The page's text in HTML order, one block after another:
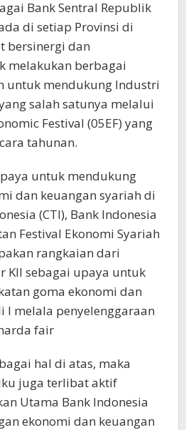
Bank Sentral Republik
di setiap Provinsi di
bersinergi dan
melakukan berbagai
untuk mendukung Industri
salah satunya melalui
Festival (05EF) yang
tahunan.
untuk mendukung
dan keuangan syariah di
(CTI), Bank Indonesia
Festival Ekonomi Syariah
rangkaian dari
KII sebagai upaya untuk
goma ekonomi dan
I melala penyelenggaraan
fair
hal di atas, maka
juga terlibat aktif
Utama Bank Indonesia
ekonomi dan keuangan